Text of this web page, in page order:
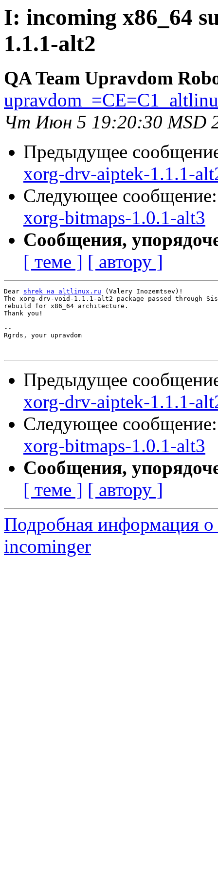
I: incoming x86_64
1.1.1-alt2
QA Team Upravdom
Чт Июн 5 19:20:30 MSD
Предыдущее
xorg-drv-aiptek-1.1.1-
Следующее
xorg-bitmaps-1.0.1-alt3
Сообщения,
[ теме ] [ автору ]
Dear shrek на altlinux.ru (Valery Inozemtsev)!
The xorg-drv-void-1.1.1-alt2 package passed through
rebuild for x86_64 architecture.
Thank you!
--
Rgrds, your upravdom
Предыдущее
xorg-drv-aiptek-1.1.1-
Следующее
xorg-bitmaps-1.0.1-alt3
Сообщения,
[ теме ] [ автору ]
Подробная информация о
incominger